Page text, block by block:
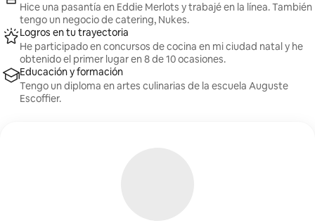
Hice una pasantía en Eddie Merlots y trabajé en la línea. También
tengo un negocio de catering, Nukes.
Logros en tu trayectoria
He participado en concursos de cocina en mi ciudad natal y he
obtenido el primer lugar en 8 de 10 ocasiones.
Educación y formación
Tengo un diploma en artes culinarias de la escuela Auguste
Escoffier.